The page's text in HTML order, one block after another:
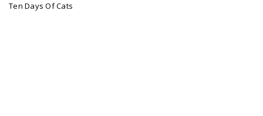
Ten Days Of Cats